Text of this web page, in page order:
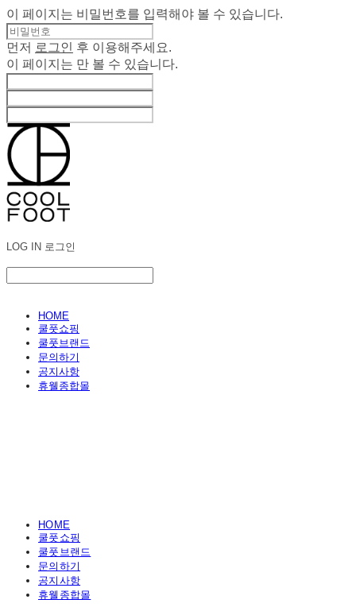
이 페이지는 비밀번호를 입력해야 볼 수 있습니다.
먼저 로그인
후 이용해주세요.
이 페이지는 만 볼 수 있습니다.
LOG IN 로그인
HOME
쿨풋쇼핑
쿨풋브랜드
문의하기
공지사항
휴웰종합몰
HOME
쿨풋쇼핑
쿨풋브랜드
문의하기
공지사항
휴웰종합몰